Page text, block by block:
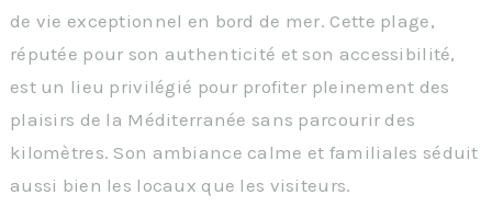
de vie exceptionnel en bord de mer. Cette plage,
réputée pour son authenticité et son accessibilité,
est un lieu privilégié pour profiter pleinement des
plaisirs de la Méditerranée sans parcourir des
kilomètres. Son ambiance calme et familiales séduit
aussi bien les locaux que les visiteurs.